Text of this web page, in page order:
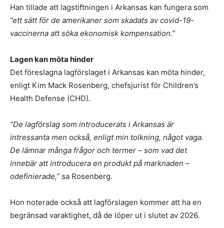
Han tillade att lagstiftningen i Arkansas kan fungera som
”ett sätt för de amerikaner som skadats av covid-19-
vaccinerna att söka ekonomisk kompensation.”
Lagen kan möta hinder
Det föreslagna lagförslaget i Arkansas kan möta hinder,
enligt Kim Mack Rosenberg, chefsjurist för Children’s
Health Defense (CHD).
”De lagförslag som introducerats i Arkansas är
intressanta men också, enligt min tolkning, något vaga.
De lämnar många frågor och termer – som vad det
innebär att introducera en produkt på marknaden –
odefinierade,” sa Rosenberg.
Hon noterade också att lagförslagen kommer att ha en
begränsad varaktighet, då de löper ut i slutet av 2026.